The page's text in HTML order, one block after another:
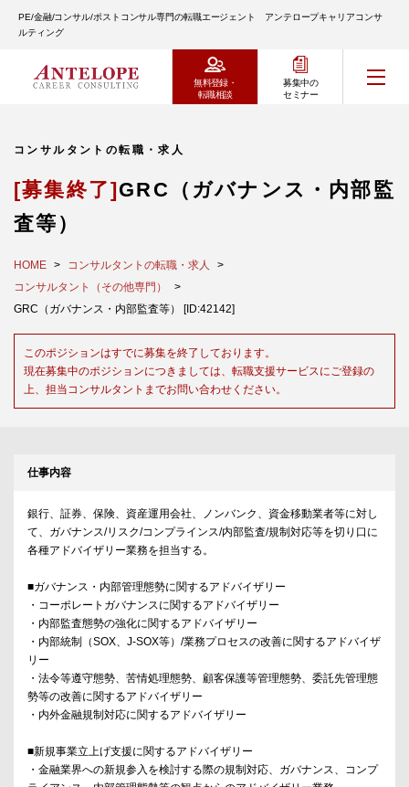
PE/金融/コンサル/ポストコンサル専門の転職エージェント アンテロープキャリアコンサ
ルティング
無料登録・
転職相談
募集中の
セミナー
コンサルタントの転職・求人
[募集終了]GRC（ガバナンス・内部監
査等）
HOME
コンサルタントの転職・求人
コンサルタント（その他専門）
GRC（ガバナンス・内部監査等） [ID:42142]
このポジションはすでに募集を終了しております。
現在募集中のポジションにつきましては、転職支援サービスにご登録の
上、担当コンサルタントまでお問い合わせください。
仕事内容
銀行、証券、保険、資産運用会社、ノンバンク、資金移動業者等に対し
て、ガバナンス/リスク/コンプラインス/内部監査/規制対応等を切り口に
各種アドバイザリー業務を担当する。
■ガバナンス・内部管理態勢に関するアドバイザリー
・コーポレートガバナンスに関するアドバイザリー
・内部監査態勢の強化に関するアドバイザリー
・内部統制（SOX、J-SOX等）/業務プロセスの改善に関するアドバイザ
リー
・法令等遵守態勢、苦情処理態勢、顧客保護等管理態勢、委託先管理態
勢等の改善に関するアドバイザリー
・内外金融規制対応に関するアドバイザリー
■新規事業立上げ支援に関するアドバイザリー
・金融業界への新規参入を検討する際の規制対応、ガバナンス、コンプ